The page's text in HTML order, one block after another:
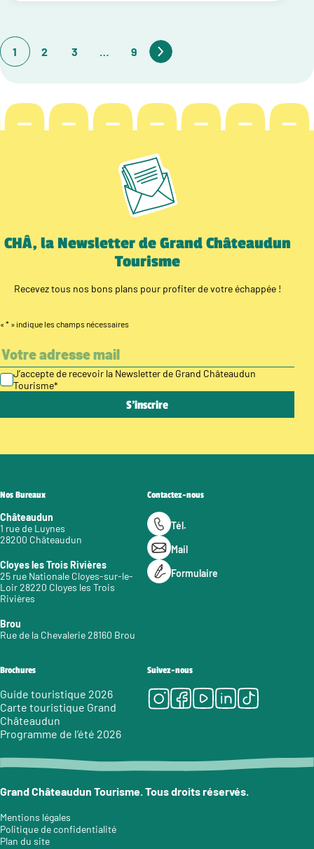
1 2 3 … 9
CHÂ, la Newsletter de Grand Châteaudun
Tourisme
Recevez tous nos bons plans pour profiter de votre échappée !
« * » indique les champs nécessaires
J’accepte de recevoir la Newsletter de Grand Châteaudun
Tourisme*
Nos Bureaux
Châteaudun
1 rue de Luynes
28200 Châteaudun
Cloyes les Trois Rivières
25 rue Nationale Cloyes-sur-le-
Loir 28220 Cloyes les Trois
Rivières
Brou
Rue de la Chevalerie 28160 Brou
Contactez-nous
Tél.
Mail
Formulaire
Brochures
Guide touristique 2026
Carte touristique Grand
Châteaudun
Programme de l’été 2026
Suivez-nous
Instagram
Facebook
Youtube
LinkedIn
Tiktok
Grand Châteaudun Tourisme. Tous droits réservés.
Mentions légales
Politique de confidentialité
Plan du site